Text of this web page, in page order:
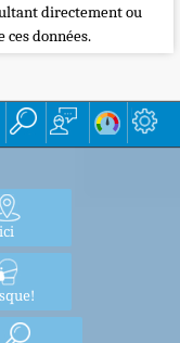
directement ou
données.
ici